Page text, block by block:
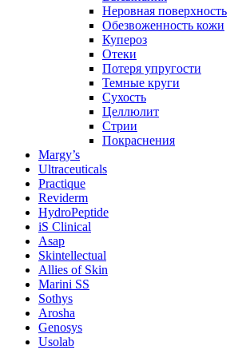
Неровная поверхность
Обезвоженность кожи
Купероз
Отеки
Потеря упругости
Темные круги
Сухость
Целлюлит
Стрии
Покраснения
Margy’s
Ultraceuticals
Practique
Reviderm
HydroPeptide
iS Clinical
Asap
Skintellectual
Allies of Skin
Marini SS
Sothys
Arosha
Genosys
Usolab